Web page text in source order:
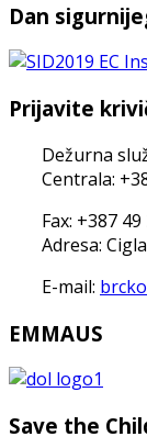
Dan
Prijavite
Dežurna
Centrala:
Fax: +387
Adresa:
E-mail:
EMMAUS
Save the